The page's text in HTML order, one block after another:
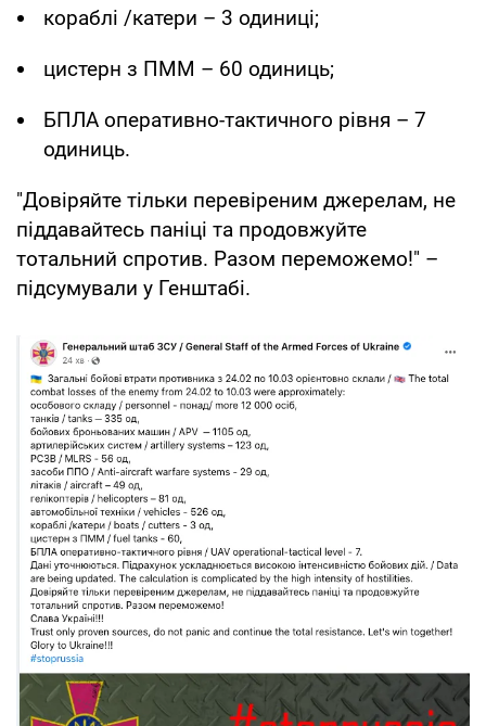
кораблі /катери – 3 одиниці;
цистерн з ПММ – 60 одиниць;
БПЛА оперативно-тактичного рівня – 7
одиниць.
"Довіряйте тільки перевіреним джерелам, не
піддавайтесь паніці та продовжуйте
тотальний спротив. Разом переможемо!" –
підсумували у Генштабі.